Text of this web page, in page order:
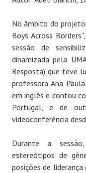
No âmbito do projeto
Boys Across
sessão de
dinamizada pela
Resposta) que teve
professora Ana
em inglês e contou
Portugal, e de
videoconferência
Durante a
estereótipos de
posições de